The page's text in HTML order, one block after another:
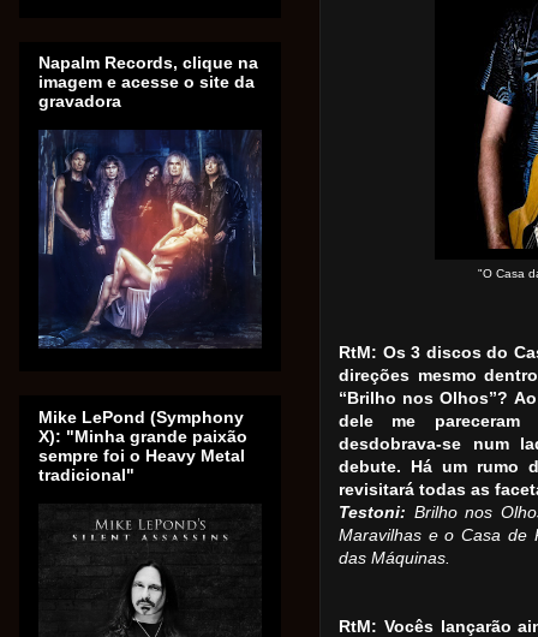
"O Casa
RtM: Os 3 discos do
direções mesmo
“Brilho nos Olhos”?
dele me pareceram
desdobrava-se num
debute. Há um rumo
revisitará todas as
Testoni: Brilho nos
Maravilhas e o Casa de
das Máquinas.
RtM: Vocês lançarão
Napalm Records, clique na
imagem e acesse o site da
gravadora
Mike LePond (Symphony
X): "Minha grande paixão
sempre foi o Heavy Metal
tradicional"